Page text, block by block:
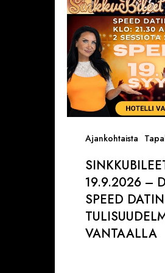
Ajankohtaista
Dating,
Tulisuudelma/Hotelli
Vantaalla
19.9.2026 –
SPEED
VANTAALLA